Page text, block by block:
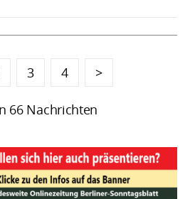
3 4 >
66 Nachrichten